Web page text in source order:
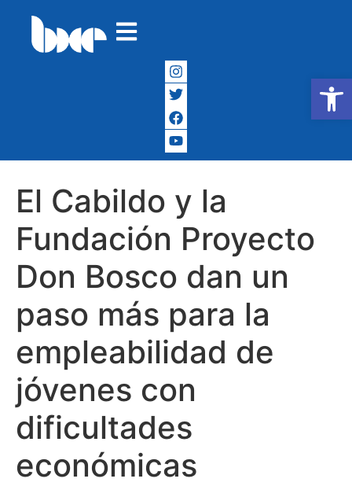
Abrir
El Cabildo y la
Fundación Proyecto
Don Bosco dan un
paso más para la
empleabilidad de
jóvenes con
dificultades
económicas